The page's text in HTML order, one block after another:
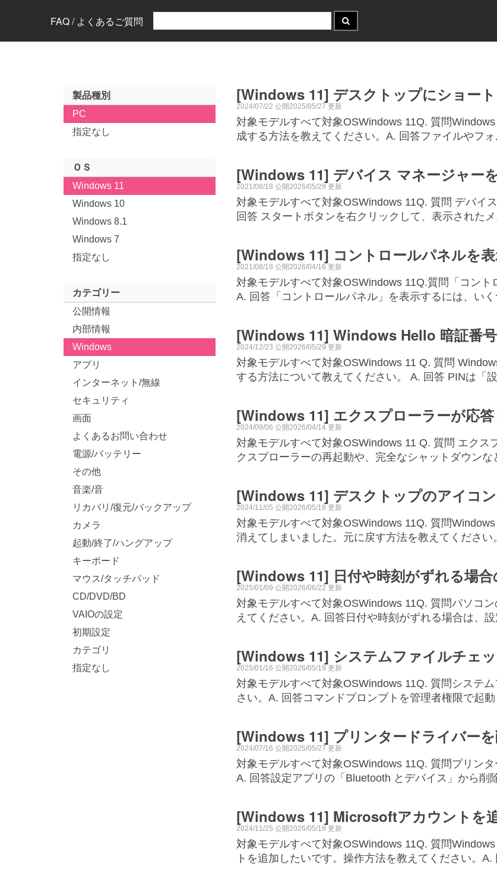
FAQ / よくあるご質問
製品種別
PC
指定なし
ＯＳ
Windows 11
Windows 10
Windows 8.1
Windows 7
指定なし
カテゴリー
公開情報
内部情報
Windows
アプリ
インターネット/無線
セキュリティ
画面
よくあるお問い合わせ
電源/バッテリー
その他
音楽/音
リカバリ/復元/バックアップ
カメラ
起動/終了/ハングアップ
キーボード
マウス/タッチパッド
CD/DVD/BD
VAIOの設定
初期設定
カテゴリ
指定なし
[Windows 11] デスクトップにショー
2024/07/22 公開2025/05/27 更新
対象モデルすべて対象OSWindows 11Q. 質問
成する方法を教えてください。A. 回答ファイルやフ
[Windows 11] デバイス マネージャー
2021/08/18 公開2026/05/29 更新
対象モデルすべて対象OSWindows 11Q. 質問 デバイ
回答 スタートボタンを右クリックして、表示された
[Windows 11] コントロールパネルを
2021/08/18 公開2026/04/16 更新
対象モデルすべて対象OSWindows 11Q.質問「コン
A. 回答「コントロールパネル」を表示するには、い
[Windows 11] Windows Hello 暗証番
2024/12/23 公開2026/05/29 更新
対象モデルすべて対象OSWindows 11 Q. 質問
する方法について教えてください。 A. 回答 PINは「
[Windows 11] エクスプローラーが応
2024/09/06 公開2026/04/14 更新
対象モデルすべて対象OSWindows 11 Q. 質問 エク
クスプローラーの再起動や、完全なシャットダウン
[Windows 11] デスクトップのアイコ
2024/11/05 公開2026/05/18 更新
対象モデルすべて対象OSWindows 11Q. 質問
消えてしまいました。元に戻す方法を教えてくださ
[Windows 11] 日付や時刻がずれる場合
2025/01/09 公開2026/06/22 更新
対象モデルすべて対象OSWindows 11Q. 質問パソコ
えてください。A. 回答日付や時刻がずれる場合は、
[Windows 11] システムファイルチェ
2025/01/16 公開2026/05/19 更新
対象モデルすべて対象OSWindows 11Q. 質問システ
さい。A. 回答コマンドプロンプトを管理者権限で起
[Windows 11] プリンタードライバー
2024/07/16 公開2025/05/27 更新
対象モデルすべて対象OSWindows 11Q. 質問プリン
A. 回答設定アプリの「Bluetooth とデバイス」から削
[Windows 11] Microsoftアカウントを
2024/11/25 公開2026/05/18 更新
対象モデルすべて対象OSWindows 11Q. 質問
トを追加したいです。操作方法を教えてください。A.